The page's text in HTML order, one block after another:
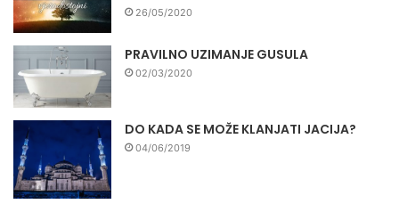
26/05/2020
PRAVILNO UZIMANJE GUSULA
02/03/2020
DO KADA SE MOŽE KLANJATI JACIJA?
04/06/2019